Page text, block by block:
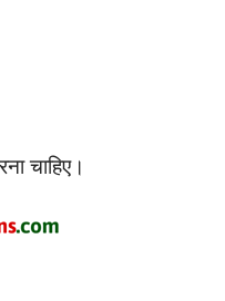
चाहिए।